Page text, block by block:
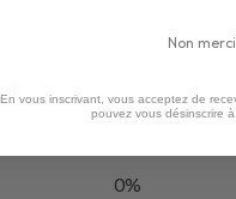
0%
Non merci
En vous inscrivant, vous acceptez de
pouvez vous désinscrire